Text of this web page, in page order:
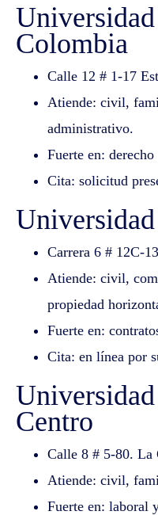
Colombia
Calle 12 # 1-17
Atiende: civil,
administrativo.
Fuerte en:
Cita: solicitud
Carrera 6 # 12C-
Atiende: civil,
propiedad
Fuerte en:
Cita: en línea por
Centro
Calle 8 # 5-80. La
Atiende: civil,
Fuerte en: laboral